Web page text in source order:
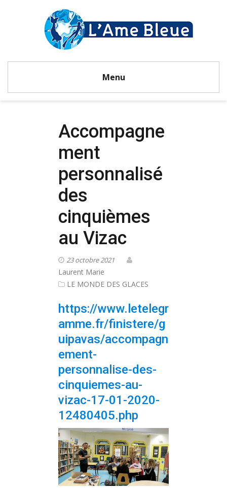
Menu
Accompagne
ment
personnalisé
des
cinquièmes
au Vizac
23 octobre 2021
Laurent Marie
LE MONDE DES GLACES
https://www.letelegr
amme.fr/finistere/g
uipavas/accompagn
ement-
personnalise-des-
cinquiemes-au-
vizac-17-01-2020-
12480405.php